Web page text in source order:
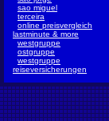
sao miguel
terceira
online preisvergleich
lastminute & more
westgruppe
ostgruppe
westgruppe
reiseversicherungen